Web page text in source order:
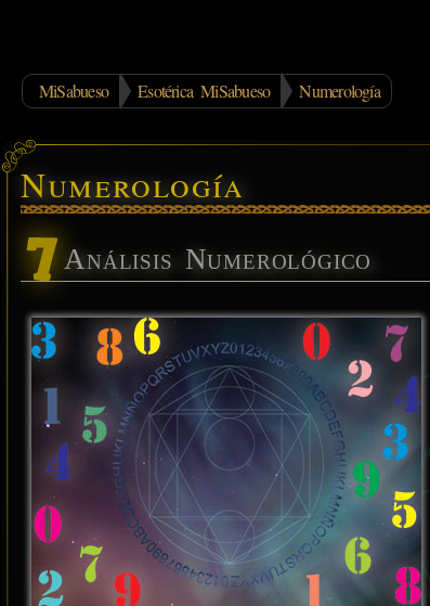
MiSabueso Esotérica MiSabueso Numerología
Numerología
Análisis Numerológico